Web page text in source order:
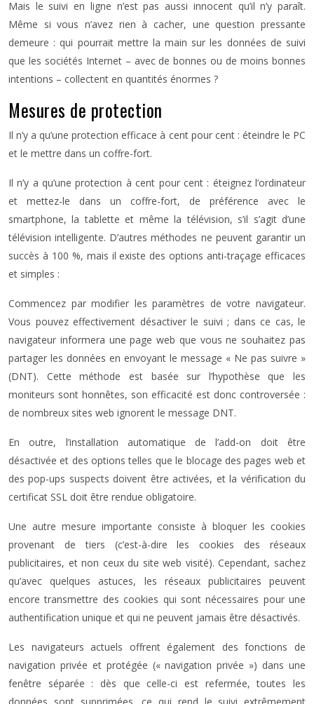
Mais le suivi en ligne n’est pas aussi innocent qu’il n’y paraît.
Même si vous n’avez rien à cacher, une question pressante
demeure : qui pourrait mettre la main sur les données de suivi
que les sociétés Internet – avec de bonnes ou de moins bonnes
intentions – collectent en quantités énormes ?
Mesures de protection
Il n’y a qu’une protection efficace à cent pour cent : éteindre le PC
et le mettre dans un coffre-fort.
Il n’y a qu’une protection à cent pour cent : éteignez l’ordinateur
et mettez-le dans un coffre-fort, de préférence avec le
smartphone, la tablette et même la télévision, s’il s’agit d’une
télévision intelligente. D’autres méthodes ne peuvent garantir un
succès à 100 %, mais il existe des options anti-traçage efficaces
et simples :
Commencez par modifier les paramètres de votre navigateur.
Vous pouvez effectivement désactiver le suivi ; dans ce cas, le
navigateur informera une page web que vous ne souhaitez pas
partager les données en envoyant le message « Ne pas suivre »
(DNT). Cette méthode est basée sur l’hypothèse que les
moniteurs sont honnêtes, son efficacité est donc controversée :
de nombreux sites web ignorent le message DNT.
En outre, l’installation automatique de l’add-on doit être
désactivée et des options telles que le blocage des pages web et
des pop-ups suspects doivent être activées, et la vérification du
certificat SSL doit être rendue obligatoire.
Une autre mesure importante consiste à bloquer les cookies
provenant de tiers (c’est-à-dire les cookies des réseaux
publicitaires, et non ceux du site web visité). Cependant, sachez
qu’avec quelques astuces, les réseaux publicitaires peuvent
encore transmettre des cookies qui sont nécessaires pour une
authentification unique et qui ne peuvent jamais être désactivés.
Les navigateurs actuels offrent également des fonctions de
navigation privée et protégée (« navigation privée ») dans une
fenêtre séparée : dès que celle-ci est refermée, toutes les